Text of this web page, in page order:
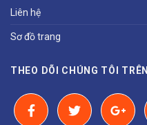
Liên hệ
Sơ đồ trang
THEO DÕI CHÚNG TÔI TRÊN